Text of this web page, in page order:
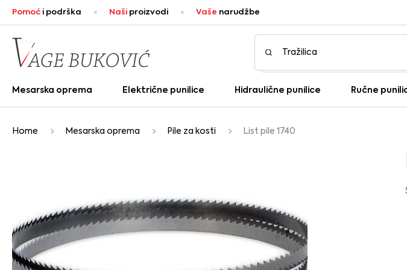
Pomoć i podrška Naši proizvodi Vaše narudžbe
Mesarska oprema Električne punilice Hidraulične punilice Ručne
Home Mesarska oprema Pile za kosti List pile 1740